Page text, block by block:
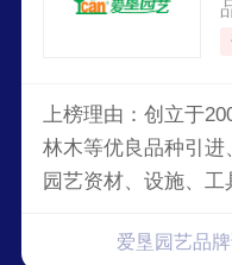
上榜理由：创立于
林木等优良品种引
园艺资材、设施、
爱垦园艺品